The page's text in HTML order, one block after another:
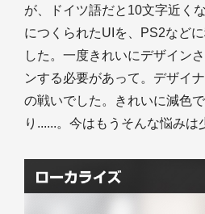
が、ドイツ語だと10文字近く
につくられたUIを、PS2など
した。一度きれいにデザイン
ンする必要があって。デザイ
の戦いでした。きれいに減色
り......。今はもうそんな悩みは